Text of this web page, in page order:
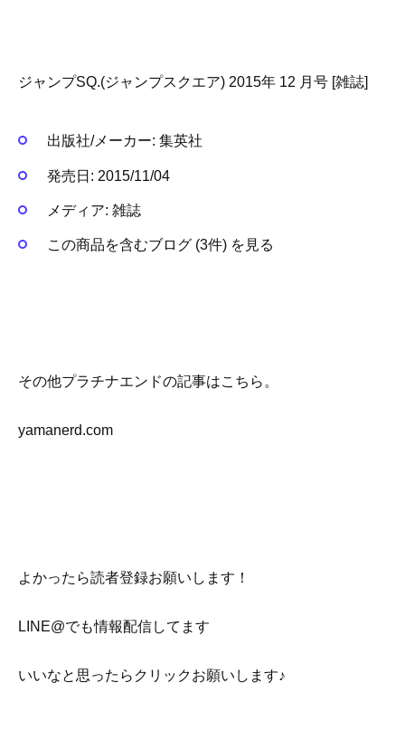
ジャンプSQ.(ジャンプスクエア) 2015年 12 月号 [雑誌]
出版社/メーカー: 集英社
発売日: 2015/11/04
メディア: 雑誌
この商品を含むブログ (3件) を見る
その他プラチナエンドの記事はこちら。
yamanerd.com
よかったら読者登録お願いします！
LINE@でも情報配信してます
いいなと思ったらクリックお願いします♪